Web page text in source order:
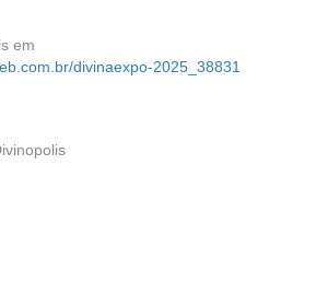
em
divinaexpo-2025_38831